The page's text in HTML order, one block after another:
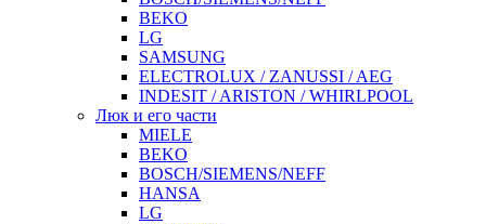
BEKO
LG
SAMSUNG
ELECTROLUX / ZANUSSI / AEG
INDESIT / ARISTON / WHIRLPOOL
Люк и его части
MIELE
BEKO
BOSCH/SIEMENS/NEFF
HANSA
LG